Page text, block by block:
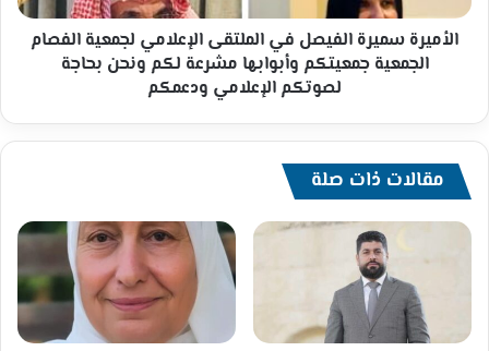
الجمعية
جمعيتكم
وأبوابها
ونحن
لصوتكم
الإعلامي
ودعمكم
الأميرة سميرة الفيصل في الملتقى الإعلامي لجمعية الفصام
الجمعية جمعيتكم وأبوابها مشرعة لكم ونحن بحاجة
لصوتكم الإعلامي ودعمكم
مقالات ذات صلة